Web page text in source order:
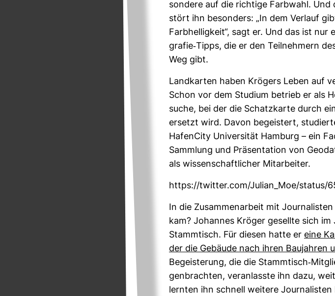
son­dere auf die rich­tige Farb­wahl.
stört ihn beson­ders: „In dem Ver­lauf
Farb­hel­lig­keit“, sagt er. Und das ist
grafie-​Tipps, die er den Teil­neh­mern
Weg gibt.
Land­karten haben Krö­gers Leben auf
Schon vor dem Stu­dium betrieb er als
suche, bei der die Schatz­karte durch
ersetzt wird. Davon begeis­tert,
Hafen­City Uni­ver­sität Ham­burg – ein
Samm­lung und Prä­sen­ta­tion von
als wis­sen­schaft­li­cher Mit­ar­beiter.
https://twitter.com/Julian_Moe/status/
In die Zusam­men­ar­beit mit
kam? Johannes Kröger gesellte sich
Stamm­tisch. Für diesen hatte er eine
der die Gebäude nach ihren Bau­jahren
Begeis­te­rung, die die Stamm­tisch-​
gen­brachten, ver­an­lasste ihn dazu,
lernten ihn schnell wei­tere